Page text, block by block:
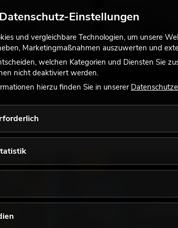
€ 299,00
LICHT
Einstellungen
und vergleichbare Technologien, um unsere
Marketingmaßnahmen auszuwerten und
welchen Kategorien und Diensten Sie
nicht deaktiviert werden.
hierzu finden Sie in unserer